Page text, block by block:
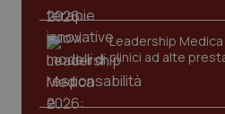
Leadership
clinici ad alte